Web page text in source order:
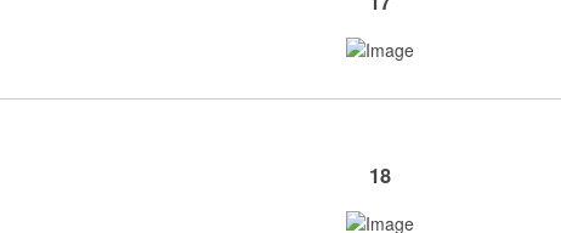
18